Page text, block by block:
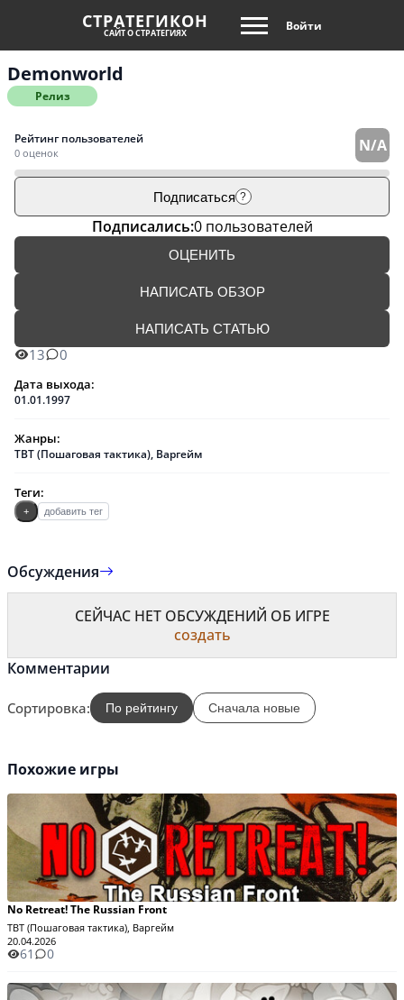
СТРАТЕГИКОН
САЙТ О СТРАТЕГИЯХ Войти
Demonworld
Релиз
Рейтинг пользователей
0 оценок N/A
Подписаться ?
Подписались:0 пользователей
ОЦЕНИТЬ
НАПИСАТЬ ОБЗОР
НАПИСАТЬ СТАТЬЮ
13 0
Дата выхода:
01.01.1997
Жанры:
TBT (Пошаговая тактика), Варгейм
Теги:
+ добавить тег
Обсуждения
СЕЙЧАС НЕТ ОБСУЖДЕНИЙ ОБ ИГРЕ
создать
Комментарии
Сортировка: По рейтингу Сначала новые
Похожие игры
No Retreat! The Russian Front
TBT (Пошаговая тактика), Варгейм
20.04.2026
61 0